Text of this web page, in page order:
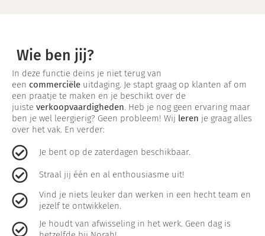
Wie ben jij?
In deze functie deins je niet terug van
een commerciële uitdaging. Je stapt graag op klanten af om
een praatje te maken en je beschikt over de
juiste verkoopvaardigheden. Heb je nog geen ervaring maar
ben je wel leergierig? Geen probleem! Wij leren je graag alles
over het vak. En verder:
Je bent op de zaterdagen beschikbaar.
Straal jij één en al enthousiasme uit! ​
Vind je niets leuker dan werken in een hecht team en
jezelf te ontwikkelen.
Je houdt van afwisseling in het werk. Geen dag is